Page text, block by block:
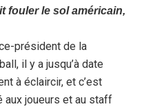
fouler le sol américain,
président de la
il y a jusqu’à date
à éclaircir, et c’est
aux joueurs et au staff